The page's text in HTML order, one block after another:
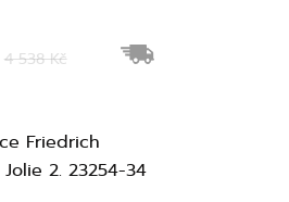
4 538 Kč